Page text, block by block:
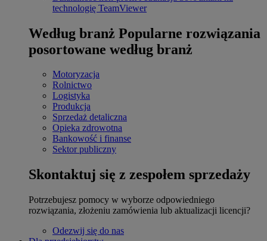
technologię TeamViewer
Według branż Popularne rozwiązania
posortowane według branż
Motoryzacja
Rolnictwo
Logistyka
Produkcja
Sprzedaż detaliczna
Opieka zdrowotna
Bankowość i finanse
Sektor publiczny
Skontaktuj się z zespołem sprzedaży
Potrzebujesz pomocy w wyborze odpowiedniego
rozwiązania, złożeniu zamówienia lub aktualizacji licencji?
Odezwij się do nas